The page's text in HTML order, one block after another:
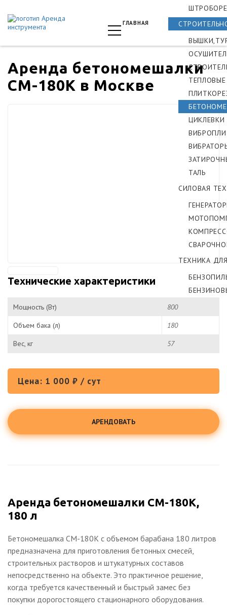
ГЛАВНАЯ
ЦИКЛЕВКИ
ТАЛЬ
СИЛОВАЯ
ТЕХНИКА
Аренда бетономешалки
СМ-180K в Москве
Технические характеристики
Мощность (Вт)
800
Объем бака (л)
180
Вес, кг
57
Цена: 1 000 ₽ / сут
АРЕНДОВАТЬ
Аренда бетономешалки СМ-180K,
180 л
Бетономешалка СМ-180K с объемом барабана 180 литров
предназначена для приготовления бетонных смесей,
строительных растворов и штукатурных составов
непосредственно на объекте. Это практичное решение,
когда требуется качественный и быстрый замес без
покупки дорогостоящего стационарного оборудования.